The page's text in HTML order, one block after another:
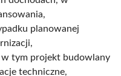
planowanej
tym projekt budowlany
techniczne,